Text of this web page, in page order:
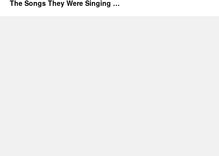
The Songs They Were Singing …